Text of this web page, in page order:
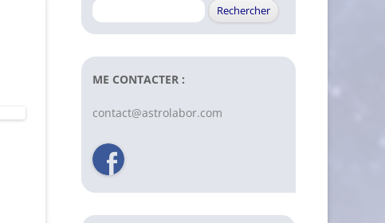
Rechercher :
ME CONTACTER :
contact@astrolabor.com